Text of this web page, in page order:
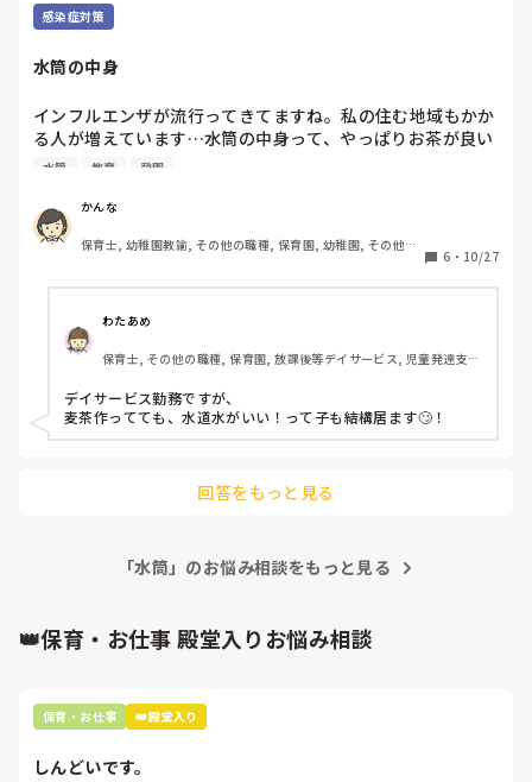
具合悪いなら、胃腸もやられてて、臭いすごい人居ます🥺
ミンティアとかに変えて欲しいですね‥🥺
カフェオレ飲んでるから
口臭対策で、飴なのでは！？
と、点と点が繋がった！！
とも、思ってしまいました🥺！
感染症対策
水筒の中身
インフルエンザが流行ってきてますね。私の住む地域もかか
る人が増えています…水筒の中身って、やっぱりお茶が良い
のでしょうか。
水筒 教育 登園
かんな
保育士, 幼稚園教諭, その他の職種, 保育園, 幼稚園, その他の
6 ・ 10/27
わたあめ
保育士, その他の職種, 保育園, 放課後等デイサービス, 児童発達支援
デイサービス勤務ですが、
回答をもっと見る
「水筒」のお悩み相談をもっと見る
👑保育・お仕事 殿堂入りお悩み相談
保育・お仕事 👑殿堂入り
しんどいです。